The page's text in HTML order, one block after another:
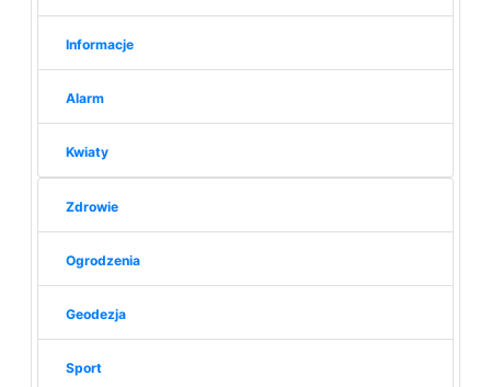
Informacje
Alarm
Kwiaty
Zdrowie
Ogrodzenia
Geodezja
Sport